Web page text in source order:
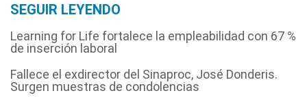
SEGUIR LEYENDO
Learning for Life fortalece la empleabilidad con 67 %
de inserción laboral
Fallece el exdirector del Sinaproc, José Donderis.
Surgen muestras de condolencias